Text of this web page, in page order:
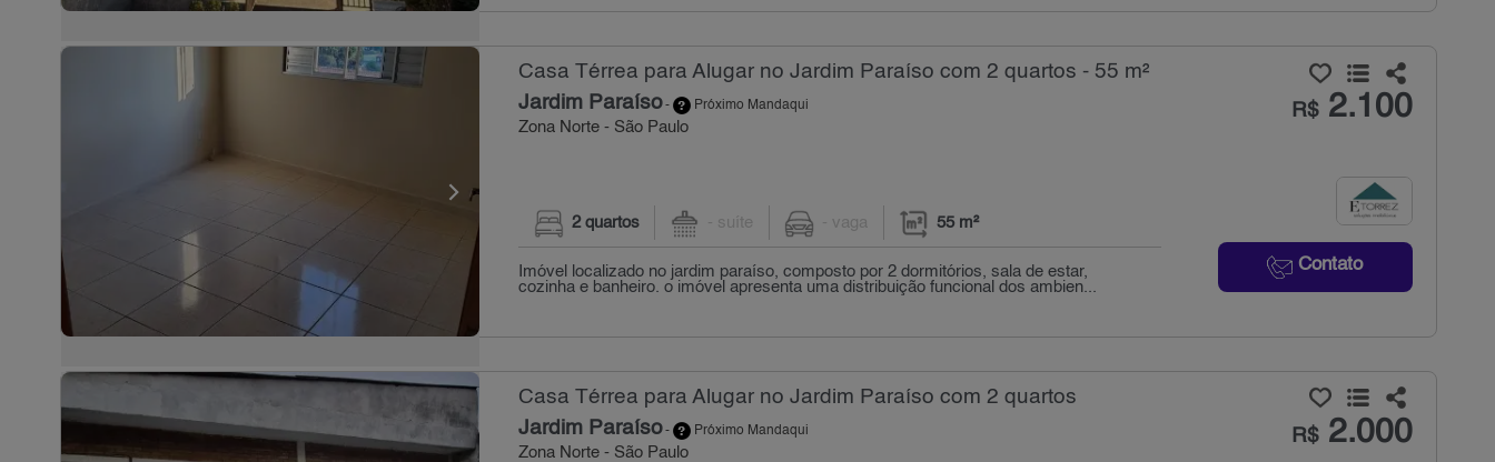
Casa Térrea para Alugar no Jardim Paraíso com 2 quartos - 55 m²
Jardim Paraíso- Próximo Mandaqui
Zona Norte - São Paulo
R$2.100
Contato
2 quartos - suíte - vaga 55 m²
Imóvel localizado no jardim paraíso, composto por 2 dormitórios, sala de estar,
cozinha e banheiro. o imóvel apresenta uma distribuição funcional dos ambien...
Casa Térrea para Alugar no Jardim Paraíso com 2 quartos
Jardim Paraíso- Próximo Mandaqui
Zona Norte - São Paulo
R$2.000